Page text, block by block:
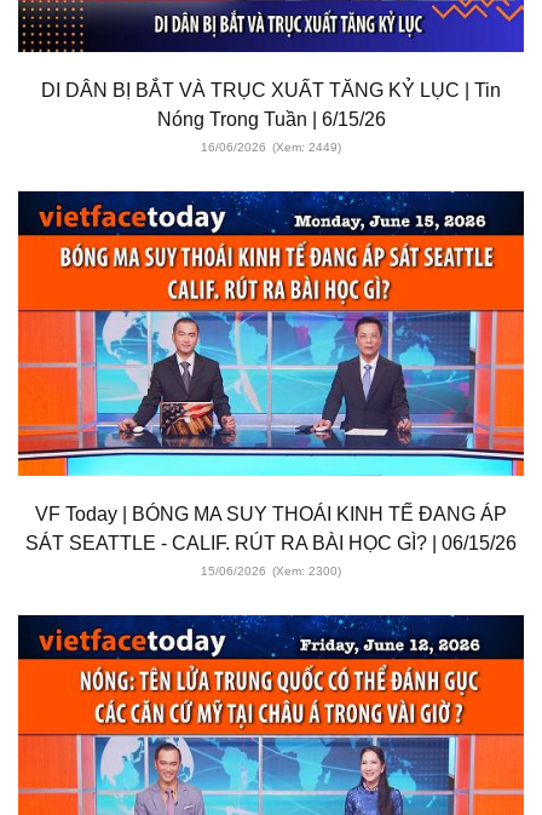
DI DÂN BỊ BẮT VÀ TRỤC XUẤT TĂNG KỶ LỤC | Tin
Nóng Trong Tuần | 6/15/26
16/06/2026 (Xem: 2449)
VF Today | BÓNG MA SUY THOÁI KINH TẾ ĐANG ÁP
SÁT SEATTLE - CALIF. RÚT RA BÀI HỌC GÌ? | 06/15/26
15/06/2026 (Xem: 2300)